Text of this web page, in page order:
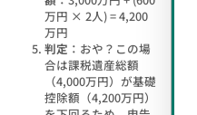
万円 × 2人) = 4,200
万円
判定 ：おや？この場
合は課税遺産総額
（4,000万円）が基礎
控除額（4,200万円）